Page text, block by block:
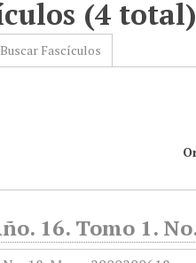
(4 total)
Buscar Fascículos
16. Tomo 1.